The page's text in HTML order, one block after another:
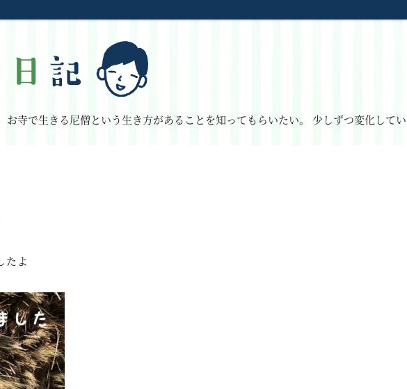
お寺で生きる尼僧という生き方があることを知ってもらいたい。
少しずつ変化してい
たよ